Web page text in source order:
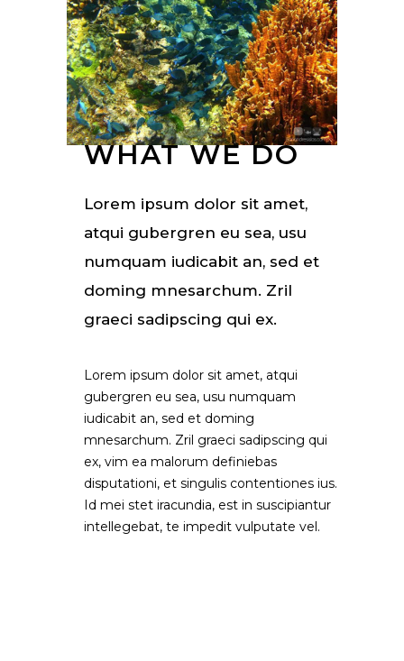
WHAT WE DO
Lorem ipsum dolor sit amet,
atqui gubergren eu sea, usu
numquam iudicabit an, sed et
doming mnesarchum. Zril
graeci sadipscing qui ex.
Lorem ipsum dolor sit amet, atqui
gubergren eu sea, usu numquam
iudicabit an, sed et doming
mnesarchum. Zril graeci sadipscing qui
ex, vim ea malorum definiebas
disputationi, et singulis contentiones ius.
Id mei stet iracundia, est in suscipiantur
intellegebat, te impedit vulputate vel.